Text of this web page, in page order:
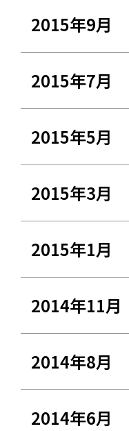
2015年9月
2015年7月
2015年5月
2015年3月
2015年1月
2014年11月
2014年8月
2014年6月